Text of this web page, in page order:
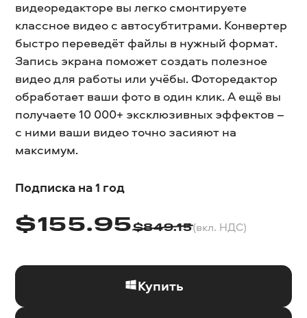
видеоредакторе вы легко смонтируете
классное видео с автосубтитрами. Конвертер
быстро переведёт файлы в нужный формат.
Запись экрана поможет создать полезное
видео для работы или учёбы. Фоторедактор
обработает ваши фото в один клик. А ещё вы
получаете 10 000+ эксклюзивных эффектов –
с ними ваши видео точно засияют на
максимум.
Подписка на 1 год
$155.95$849.15(вкл. НДС)
Купить